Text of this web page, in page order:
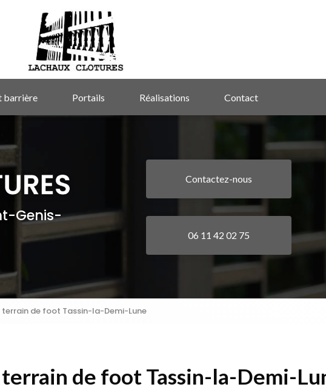
barrière Portails Réalisations Contact
Genis-
Contactez-nous
06 11 42 02 75
terrain de foot Tassin-la-Demi-Lune
de foot Tassin-la-Demi-